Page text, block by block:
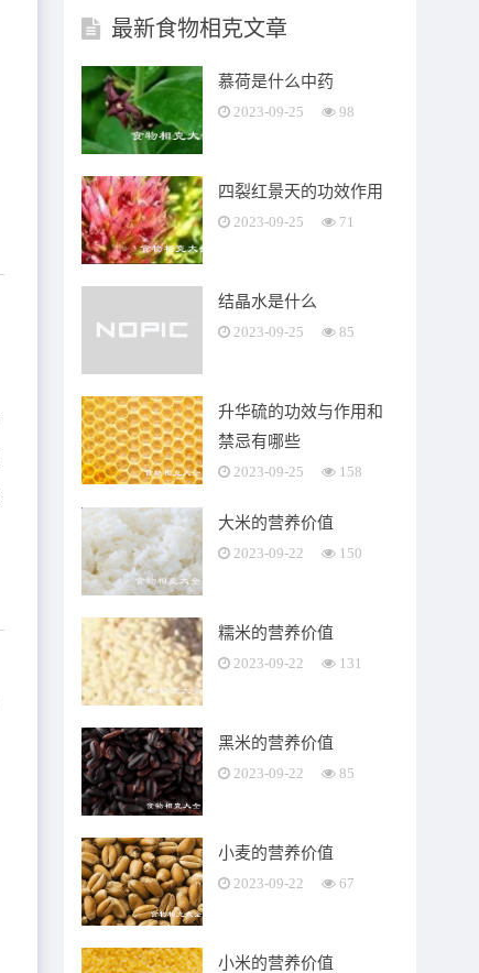
最新食物相克文章
慕荷是什么中药
2023-09-25 98
四裂红景天的功效作用
2023-09-25 71
结晶水是什么
2023-09-25 85
升华硫的功效与作用和
禁忌有哪些
2023-09-25 158
大米的营养价值
2023-09-22 150
糯米的营养价值
2023-09-22 131
黑米的营养价值
2023-09-22 85
小麦的营养价值
2023-09-22 67
小米的营养价值